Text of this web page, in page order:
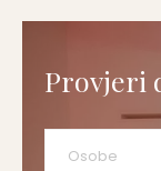
Provjeri
Osobe